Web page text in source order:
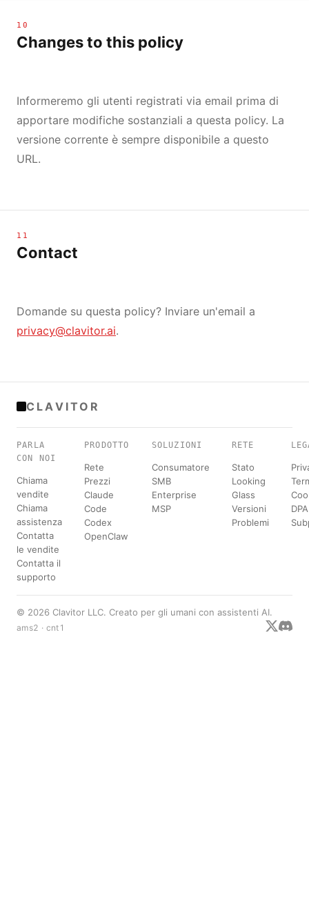
10
Changes to this policy
Informeremo gli utenti registrati via email prima di
apportare modifiche sostanziali a questa policy. La
versione corrente è sempre disponibile a questo
URL.
11
Contact
Domande su questa policy? Inviare un'email a
privacy@clavitor.ai.
CLAVITOR
PARLA
CON NOI
Chiama
vendite
Chiama
assistenza
Contatta
le vendite
Contatta il
supporto
PRODOTTO
Rete
Prezzi
Claude
Code
Codex
OpenClaw
SOLUZIONI
Consumatore
SMB
Enterprise
MSP
RETE
Stato
Looking
Glass
Versioni
Problemi
DPA
© 2026 Clavitor LLC. Creato per gli umani con assistenti AI.
ams2 · cnt1